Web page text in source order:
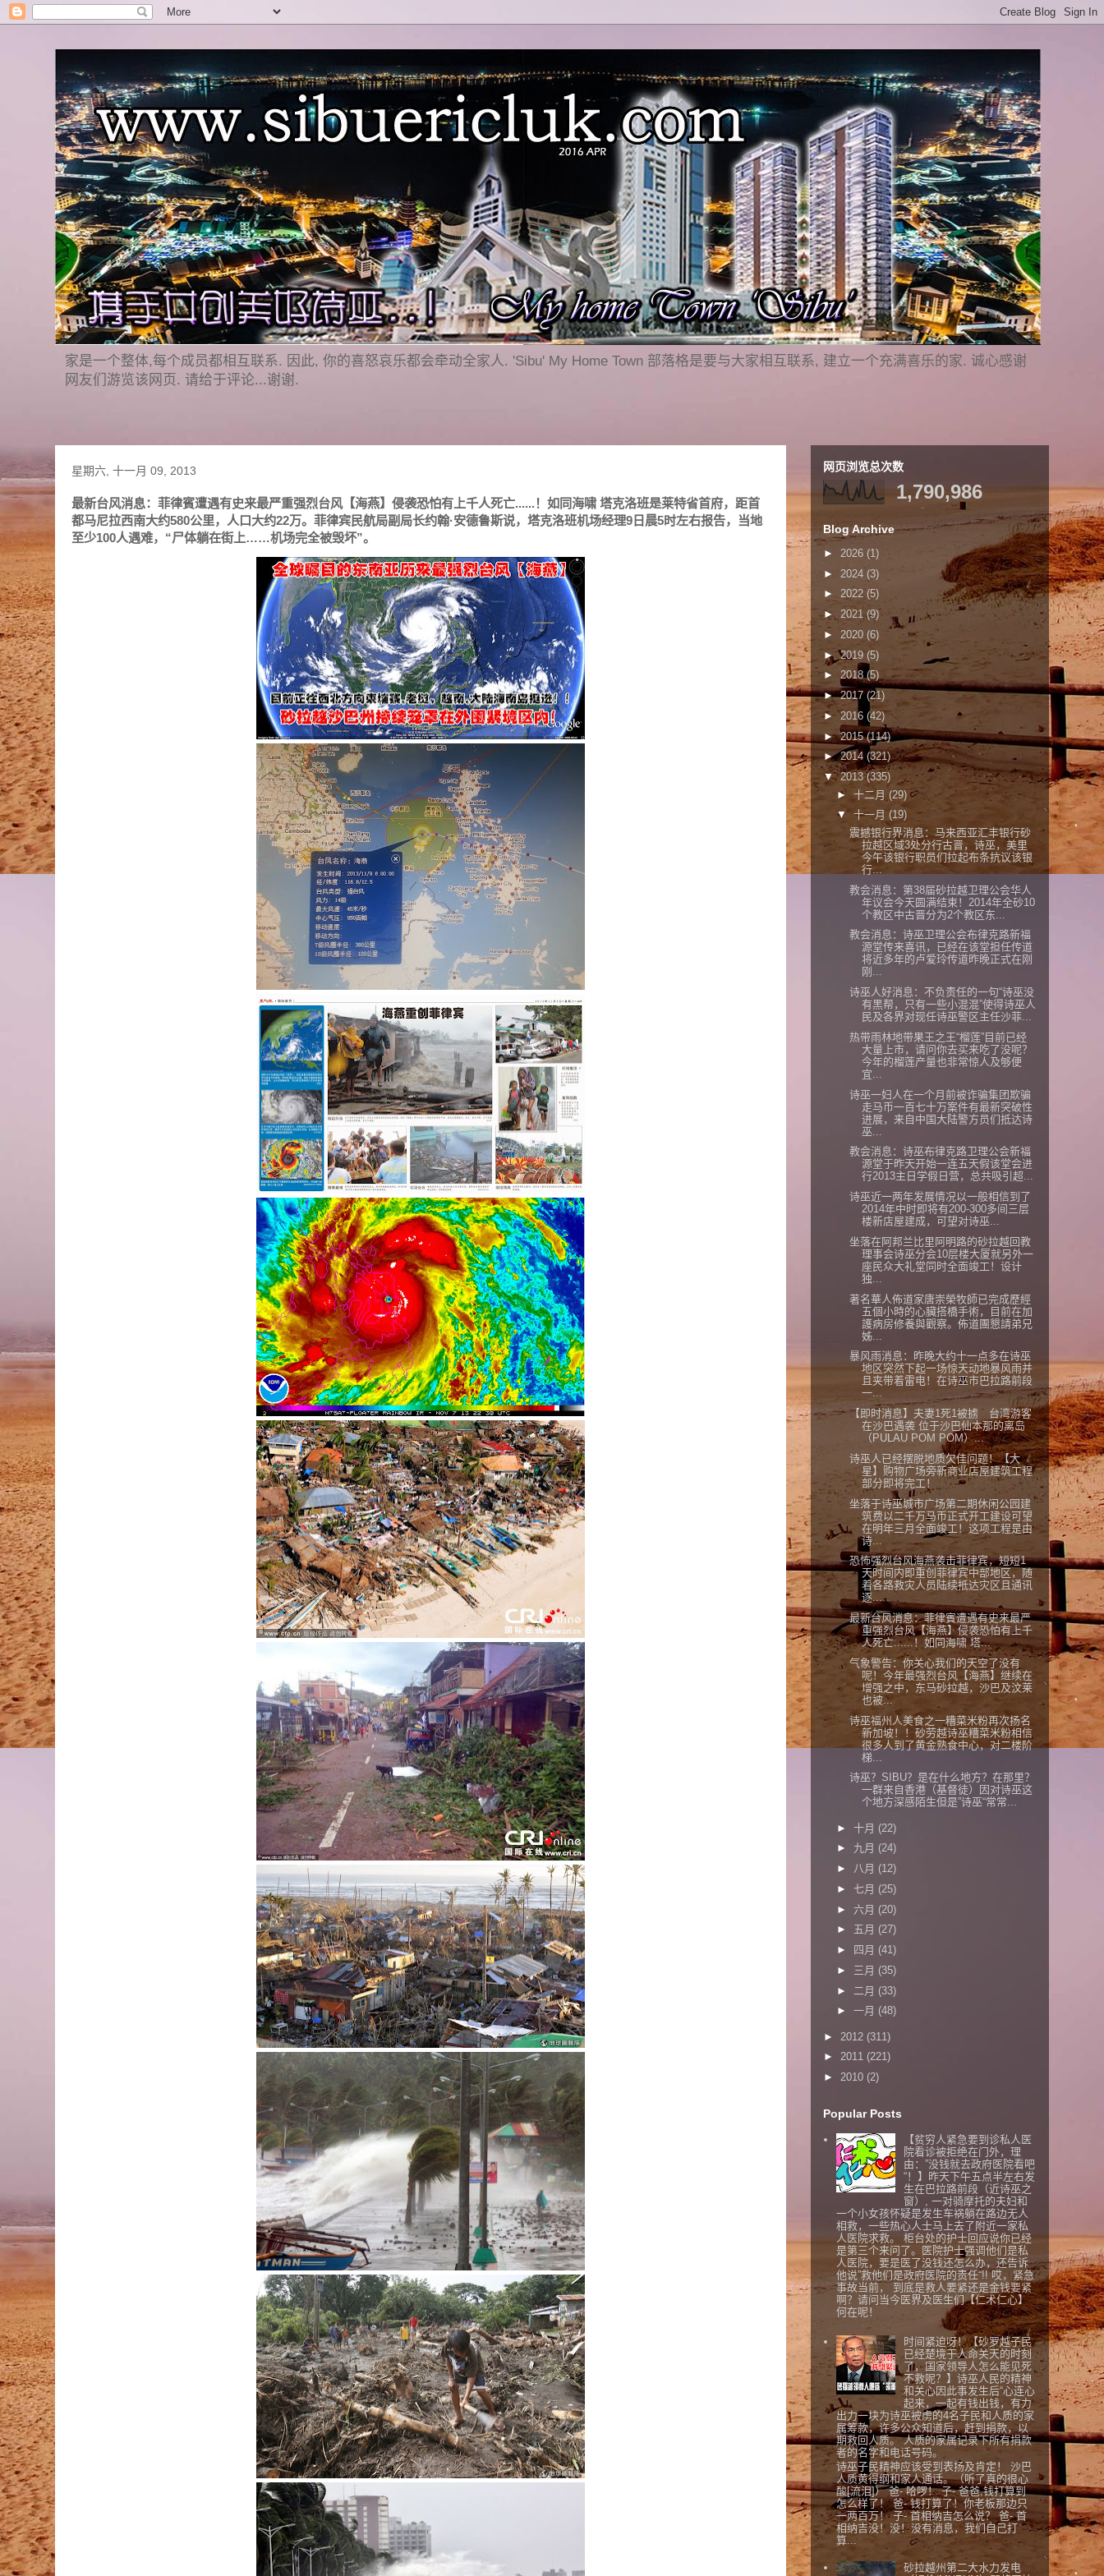
家是一个整体,每个成员都相互联系. 因此, 你的喜怒哀乐都会牵动全家人. 'Sibu' My Home Town 部落格是要与大家相互联系, 建立一个充满喜乐的家. 诚心感谢
网友们游览该网页. 请给于评论...谢谢.
星期六, 十一月 09, 2013
最新台风消息：菲律賓遭遇有史来最严重强烈台风【海燕】侵袭恐怕有上千人死亡......！如同海啸 塔克洛班是莱特省首府，距首
都马尼拉西南大约580公里，人口大约22万。菲律宾民航局副局长约翰·安德鲁斯说，塔克洛班机场经理9日晨5时左右报告，当地
至少100人遇难，“尸体躺在街上……机场完全被毁坏”。
网页浏览总次数
1,790,986
Blog Archive
► 2026 (1)
► 2024 (3)
► 2022 (5)
► 2021 (9)
► 2020 (6)
►2019 (5)
► 2018(5)
►2017(21)
►2016 (42)
►2015(114)
►2014 (321)
▼2013(335)
► 十二月 (29)
▼ 十一月 (19)
震撼银行界消息：马来西亚汇丰银行砂
拉越区域3处分行古晋，诗巫，美里
今午该银行职员们拉起布条抗议该银
行...
教会消息：第38届砂拉越卫理公会华人
年议会今天圆满结束！2014年全砂10
个教区中古晋分为2个教区东...
教会消息：诗巫卫理公会布律克路新福
源堂传来喜讯，已经在该堂担任传道
将近多年的卢爱玲传道昨晚正式在刚
刚...
诗巫人好消息：不负责任的一句“诗巫没
有黑帮，只有一些小混混”使得诗巫人
民及各界对现任诗巫警区主任沙菲...
热带雨林地带果王之王“榴莲”目前已经
大量上市，请问你去买来吃了没呢？
今年的榴莲产量也非常惊人及够便
宜...
诗巫一妇人在一个月前被诈骗集团欺骗
走马币一百七十万案件有最新突破性
进展，来自中国大陆警方员们抵达诗
巫...
教会消息：诗巫布律克路卫理公会新福
源堂于昨天开始一连五天假该堂会进
行2013主日学假日营，总共吸引超...
诗巫近一两年发展情况以一般相信到了
2014年中时即将有200-300多间三层
楼新店屋建成，可望对诗巫...
坐落在阿邦兰比里阿明路的砂拉越回教
理事会诗巫分会10层楼大厦就另外一
座民众大礼堂同时全面竣工！设计
独...
著名華人佈道家唐崇榮牧師已完成歷經
五個小時的心臟搭橋手術，目前在加
護病房修養與觀察。佈道團懇請弟兄
姊...
暴风雨消息：昨晚大约十一点多在诗巫
地区突然下起一场惊天动地暴风雨并
且夹带着雷电！在诗巫市巴拉路前段
一...
【即时消息】夫妻1死1被掳 台湾游客
在沙巴遇袭 位于沙巴仙本那的离岛
（PULAU POM POM）...
诗巫人已经摆脱地质欠佳问题！【大
星】购物广场旁新商业店屋建筑工程
部分即将完工！
坐落于诗巫城市广场第二期休闲公园建
筑费以二千万马币正式开工建设可望
在明年三月全面竣工！这项工程是由
诗...
恐怖强烈台风海燕袭击菲律宾，短短1
天时间内即重创菲律宾中部地区，随
着各路救灾人员陆续抵达灾区且通讯
逐...
最新台风消息：菲律賓遭遇有史来最严
重强烈台风【海燕】侵袭恐怕有上千
人死亡......！如同海啸 塔...
气象警告：你关心我们的天空了没有
呢！今年最强烈台风【海燕】继续在
增强之中，东马砂拉越，沙巴及汶莱
也被...
诗巫福州人美食之一糟菜米粉再次扬名
新加坡！！砂劳越诗巫糟菜米粉相信
很多人到了黄金熟食中心，对二楼阶
梯...
诗巫？SIBU？是在什么地方？在那里？
一群来自香港（基督徒）因对诗巫这
个地方深感陌生但是”诗巫“常常...
► 十月 (22)
► 九月 (24)
► 八月 (12)
► 七月 (25)
► 六月 (20)
► 五月 (27)
►
四月 (41)
► 三月 (35)
►
二月 (33)
► 一月 (48)
► 2012 (311)
► 2011 (221)
► 2010 (2)
Popular Posts
【贫穷人紧急要到诊私人医
院看诊被拒绝在门外，理
由：”没钱就去政府医院看吧
“！】昨天下午五点半左右发
生在巴拉路前段（近诗巫之
窗）, 一对骑摩托的夫妇和
一个小女孩怀疑是发生车祸躺在路边无人
相救，一些热心人士马上去了附近一家私
人医院求救。 柜台处的护士回应说你已经
是第三个来问了。医院护士强调他们是私
人医院，要是医了没钱还怎么办，还告诉
他说”救他们是政府医院的责任“!! 哎，紧急
事故当前， 到底是救人要紧还是金钱要紧
啊？请问当今医界及医生们【仁术仁心】
何在呢！
时间紧迫呀！【砂罗越子民
已经楚境于人命关天的时刻
了，国家领导人怎么能见死
不救呢？】诗巫人民的精神
和关心因此事发生后“心连心
起来，一起有钱出钱，有力
出力一块为诗巫被虏的4名子民和人质的家
属筹款，许多公众知道后，赶到捐款，以
期救回人质。 人质的家属记录下所有捐款
者的名字和电话号码。
诗巫子民精神应该受到表扬及肯定！ 沙巴
人质黄得纲和家人通话。（听了真的很心
酸[流泪]） 爸- 哈啰！ 子- 爸爸,钱打算到
怎么样了！ 爸- 钱打算了！你老板那边只
一两百万！ 子- 首相纳吉怎么说？ 爸- 首
相纳吉没！没！没有消息，我们自己打
算...
砂拉越州第二大水力发电